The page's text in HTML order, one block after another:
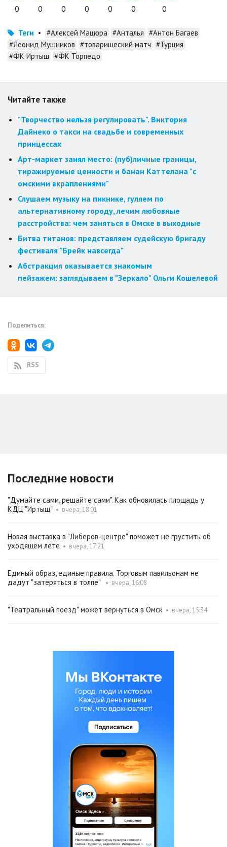
0 0 0 0 0 0 0
Теги • #Алексей Мацюра #Анталья #Антон Багаев
#Леонид Мушников #товарищеский матч #Турция
#ФК Иртыш #ФК Торпедо
Читайте также
"Творчество нельзя регулировать". Виктория
Дайнеко о такси на свадьбе и современных
принцессах
Арт-маркет занял место: (пуб)личные границы,
тиражируемые ценности и банан Каттелана "с
омскими вкраплениями"
Слушаем музыку на пикнике, гуляем по
альтернативному городу, лечим любовные
расстройства: чем заняться в Омске в выходные
Битва титанов: представляем судейскую бригаду
фестиваля "Брейк навсегда"
Абстракция оказывается знакомым
пейзажем: заглядываем в "Зеркало" Ольги Кошелевой
Поделиться:
RSS
Последние новости
"Думайте сами, решайте сами". Как обновилась площадь у
КДЦ "Иртыш" • вчера, 18:01
Новая выставка в "Либеров-центре" поможет не грустить об
уходящем лете • вчера, 17:21
Единый образ, единые правила. Торговым павильонам не
дадут "затеряться в толпе"
• вчера, 16:08
"Театральный поезд" может вернуться в Омск • вчера, 15:34